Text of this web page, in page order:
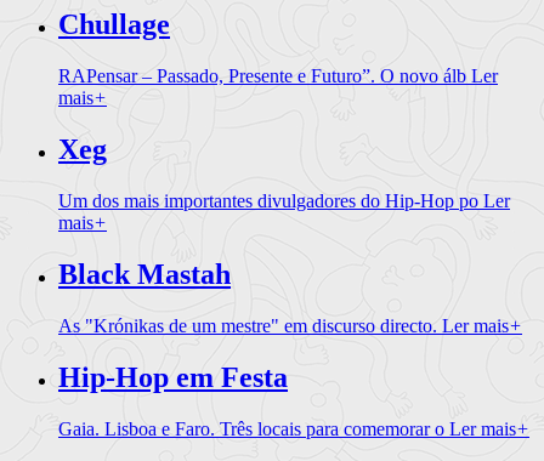
Chullage
RAPensar – Passado, Presente e Futuro”. O novo álb Ler
mais+
Xeg
Um dos mais importantes divulgadores do Hip-Hop po Ler
mais+
Black Mastah
As "Krónikas de um mestre" em discurso directo. Ler mais+
Hip-Hop em Festa
Gaia. Lisboa e Faro. Três locais para comemorar o Ler mais+